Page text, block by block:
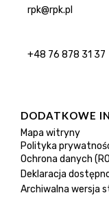
rpk@rpk.pl
+48 76 878 31 37
DODATKOWE
Mapa witryny
Polityka
Ochrona danych
Deklaracja
Archiwalna wersja